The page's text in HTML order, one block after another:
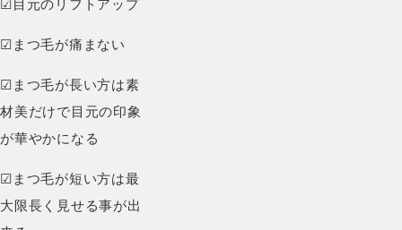
☑︎目元のリフトアップ
☑︎まつ毛が痛まない
☑︎まつ毛が長い方は素
材美だけで目元の印象
が華やかになる
☑︎まつ毛が短い方は最
大限長く見せる事が出